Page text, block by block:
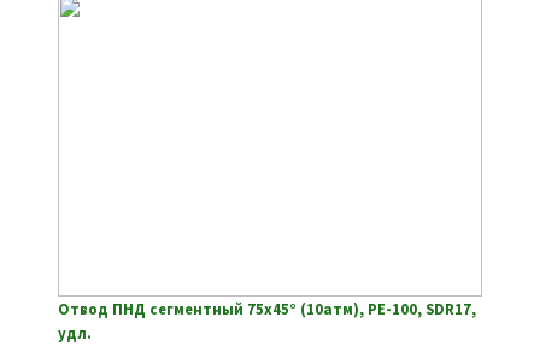
Отвод ПНД сегментный 75х45° (10атм), РЕ-100, SDR17,
удл.